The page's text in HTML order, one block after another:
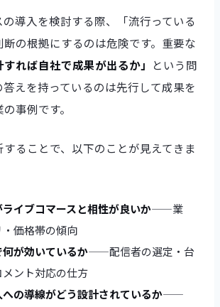
の導入を検討する際、「流行っている
の根拠にするのは危険です。重要な
すれば自社で成果が出るか」 という問
答えを持っているのは先行して成果を
事例です。
ることで、以下のことが見えてきま
イブコマースと相性が良いか——業
価格帯の傾向
が効いているか——配信者の選定・台
ント対応の仕方
の導線がどう設計されているか——